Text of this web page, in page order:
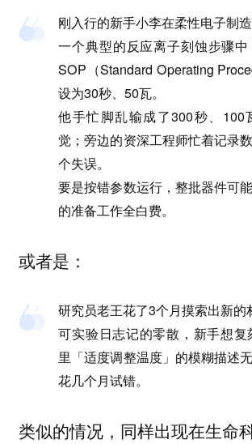
刚入行的新手小李在柔性电子制造
一个典型的反应离子刻蚀步骤
SOP（Standard Operating
设为30秒、50瓦。
他手忙脚乱输成了300秒、100
觉；旁边的资深工程师忙着记录
个失误。
要是按错参数运行，整批器件可
的准备工作全白费。
或者是：
研究员老王花了3个月摸索出新的
可实验日志记的零散，新手想
里「适度调整温度」的模糊描述
花几个月试错。
类似的情况，同样出现在生命